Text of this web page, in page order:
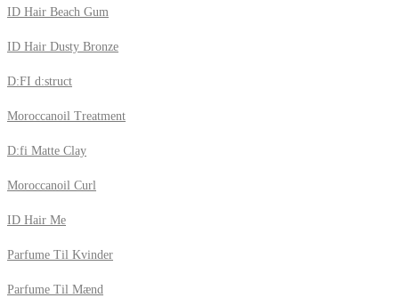
ID Hair Beach Gum
ID Hair Dusty Bronze
D:FI d:struct
Moroccanoil Treatment
D:fi Matte Clay
Moroccanoil Curl
ID Hair Me
Parfume Til Kvinder
Parfume Til Mænd